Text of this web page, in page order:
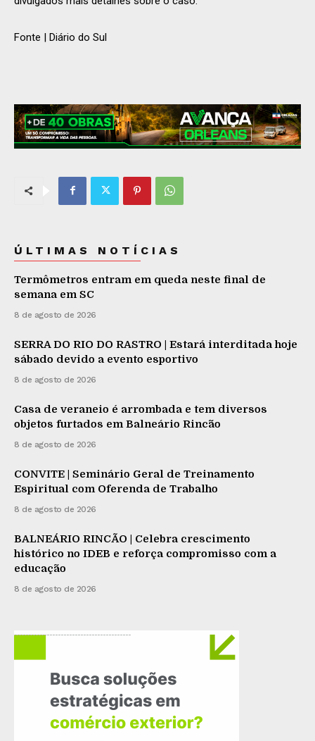
Fonte | Diário do Sul
ÚLTIMAS NOTÍCIAS
Termômetros entram em queda neste final de
semana em SC
8 de agosto de 2026
SERRA DO RIO DO RASTRO | Estará interditada hoje
sábado devido a evento esportivo
8 de agosto de 2026
Casa de veraneio é arrombada e tem diversos
objetos furtados em Balneário Rincão
8 de agosto de 2026
CONVITE | Seminário Geral de Treinamento
Espiritual com Oferenda de Trabalho
8 de agosto de 2026
BALNEÁRIO RINCÃO | Celebra crescimento
histórico no IDEB e reforça compromisso com a
educação
8 de agosto de 2026